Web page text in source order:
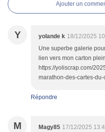
Ajouter un
Y yolande k 18/12/2025
Une superbe galerie
lien vers mon carton
https://yoliscrap.com/
marathon-des-cartes-
Répondre
M Magy85 17/12/2025